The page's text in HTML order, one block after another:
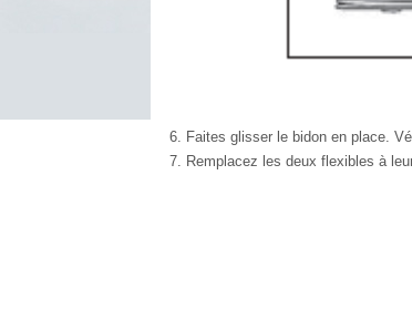
Faites glisser le bidon en place.
Remplacez les deux flexibles à